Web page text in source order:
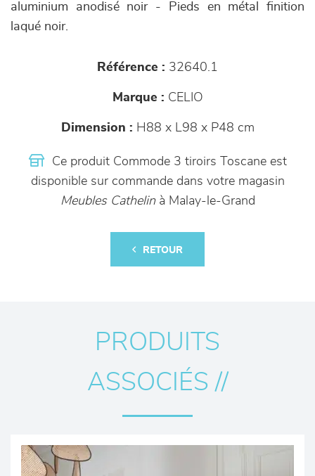
aluminium anodisé noir - Pieds en métal finition
laqué noir.
Référence : 32640.1
Marque : CELIO
Dimension : H88 x L98 x P48 cm
Ce produit Commode 3 tiroirs Toscane est
disponible sur commande dans votre magasin
Meubles Cathelinà Malay-le-Grand
RETOUR
PRODUITS
ASSOCIÉS //